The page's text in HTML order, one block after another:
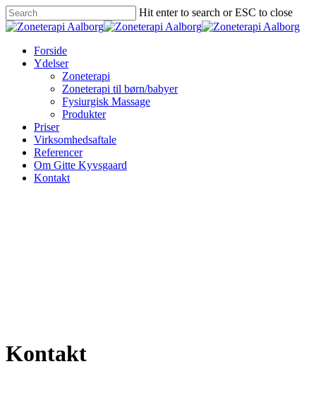
Hit enter to search or ESC to close
Forside
Ydelser
Zoneterapi
Zoneterapi til børn/babyer
Fysiurgisk Massage
Produkter
Priser
Virksomhedsaftale
Referencer
Om Gitte Kyvsgaard
Kontakt
Kontakt